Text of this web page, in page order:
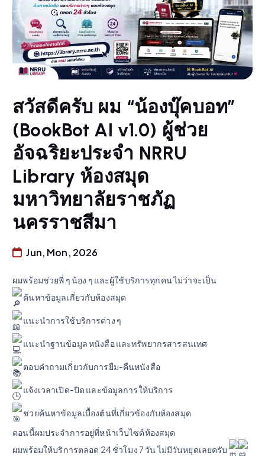
สวัสดีครับ ผม “น้องบุ๊คบอท”
(BookBot AI v1.0) ผู้ช่วย
อัจฉริยะประจำ NRRU
Library ห้องสมุด
มหาวิทยาลัยราชภัฏ
นครราชสีมา
Jun, Mon, 2026
ผมพร้อมช่วยพี่ ๆ น้อง ๆ และผู้ใช้บริการทุกคน ไม่ว่าจะเป็น
ค้นหาข้อมูลเกี่ยวกับห้องสมุด
แนะนำการใช้บริการต่าง ๆ
แนะนำฐานข้อมูล หนังสือ และทรัพยากรสารสนเทศ
ตอบคำถามเกี่ยวกับการยืม-คืนหนังสือ
แจ้งเวลาเปิด-ปิด และข้อมูลการให้บริการ
ช่วยค้นหาข้อมูลเบื้องต้นที่เกี่ยวข้องกับห้องสมุด
ตอนนี้ผมประจำการอยู่ที่หน้าเว็บไซต์ห้องสมุด
ผมพร้อมให้บริการตลอด 24 ชั่วโมง 7 วัน ไม่มีวันหยุดเลยครับ